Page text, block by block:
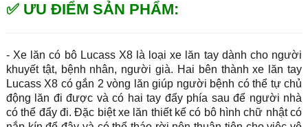
✅ ƯU ĐIỂM SẢN PHẨM:
- Xe lăn có bô Lucass X8 là loại xe lăn tay dành cho người
khuyết tật, bệnh nhân, người già. Hai bên thành xe lăn tay
Lucass X8 có gắn 2 vòng lăn giúp người bệnh có thể tự chủ
động lăn đi được và có hai tay đẩy phía sau để người nhà
có thể đẩy đi. Đặc biệt xe lăn thiết kế có bô hình chữ nhật có